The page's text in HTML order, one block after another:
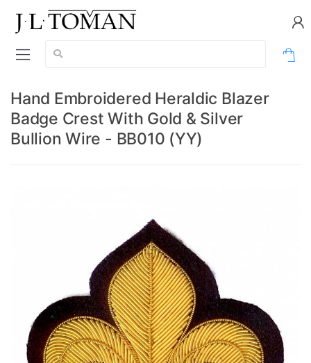
Vyhledávání:
Hand Embroidered Heraldic Blazer
Badge Crest With Gold & Silver
Bullion Wire - BB010 (YY)